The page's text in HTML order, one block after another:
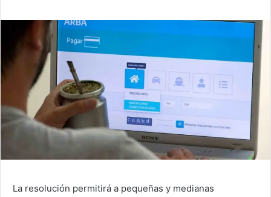
La resolución permitirá a pequeñas y medianas